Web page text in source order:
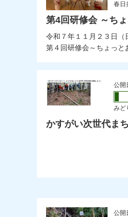
春日
第4回研修会 ～ち
令和７年１１月２３日（
第４回研修会～ちょっと
公開
みど
かすがい次世代ま
公開